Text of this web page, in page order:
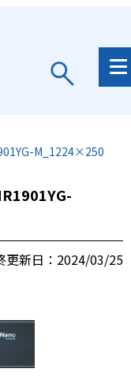
M_1224×250
更新日：2024/03/25